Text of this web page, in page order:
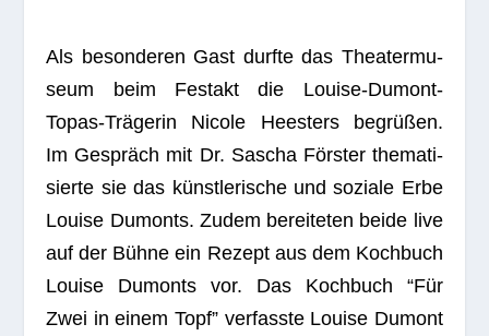
Als beson­de­ren Gast durfte das Thea­ter­mu­
seum beim Fest­akt die Louise-Dumont-
Topas-Trä­ge­rin Nicole Heesters begrü­ßen.
Im Gespräch mit Dr. Sascha Förs­ter the­ma­ti­
sierte sie das künst­le­ri­sche und soziale Erbe
Louise Dumonts. Zudem berei­te­ten beide live
auf der Bühne ein Rezept aus dem Koch­buch
Louise Dumonts vor. Das Koch­buch “Für
Zwei in einem Topf” ver­fasste Louise Dumont